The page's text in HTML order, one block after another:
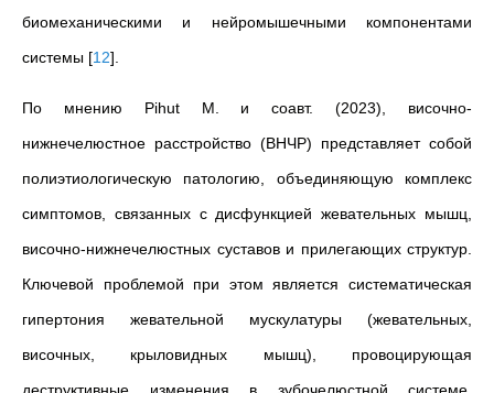
биомеханическими и нейромышечными компонентами
системы [12]
По мнению Pihut M. и соавт. (2023), височно-
нижнечелюстное расстройство (ВНЧР) представляет собой
полиэтиологическую патологию, объединяющую комплекс
симптомов, связанных с дисфункцией жевательных мышц,
височно-нижнечелюстных суставов и прилегающих структур.
Ключевой проблемой при этом является систематическая
гипертония жевательной мускулатуры (жевательных,
височных, крыловидных мышц), провоцирующая